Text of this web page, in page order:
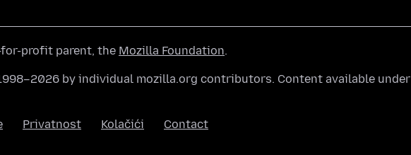
profit parent, the Mozilla Foundation.
by individual mozilla.org contributors. Content available under
Privatnost Kolačići Contact